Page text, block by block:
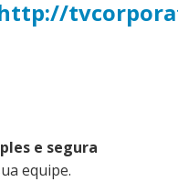
e segura
equipe.